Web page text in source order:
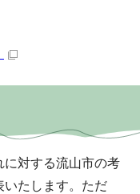
に対する流山市の考
いたします。ただ